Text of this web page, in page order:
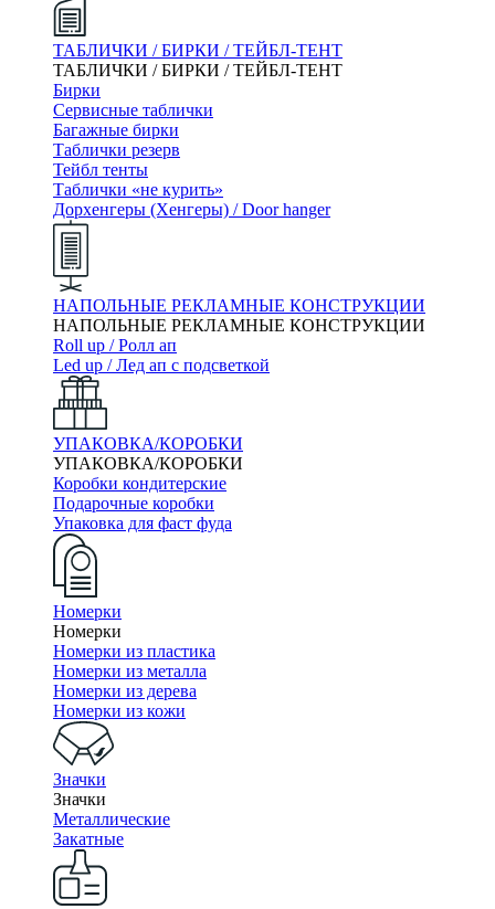
ТАБЛИЧКИ / БИРКИ / ТЕЙБЛ-ТЕНТ
ТАБЛИЧКИ / БИРКИ / ТЕЙБЛ-ТЕНТ
Бирки
Сервисные таблички
Багажные бирки
Таблички резерв
Тейбл тенты
Таблички «не курить»
Дорхенгеры (Хенгеры) / Door hanger
НАПОЛЬНЫЕ РЕКЛАМНЫЕ КОНСТРУКЦИИ
НАПОЛЬНЫЕ РЕКЛАМНЫЕ КОНСТРУКЦИИ
Roll up / Ролл ап
Led up / Лед ап с подсветкой
УПАКОВКА/КОРОБКИ
УПАКОВКА/КОРОБКИ
Коробки кондитерские
Подарочные коробки
Упаковка для фаст фуда
Номерки
Номерки
Номерки из пластика
Номерки из металла
Номерки из дерева
Номерки из кожи
Значки
Значки
Металлические
Закатные